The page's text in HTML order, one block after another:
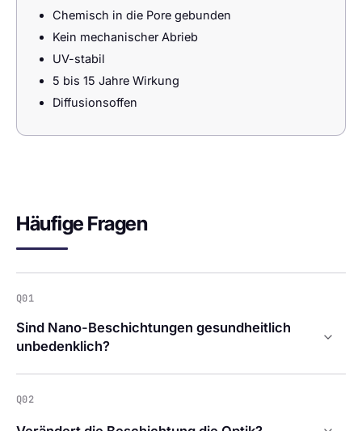
Chemisch in die Pore gebunden
Kein mechanischer Abrieb
UV-stabil
5 bis 15 Jahre Wirkung
Diffusionsoffen
Häufige Fragen
Q01
Sind Nano-Beschichtungen gesundheitlich
unbedenklich?
Q02